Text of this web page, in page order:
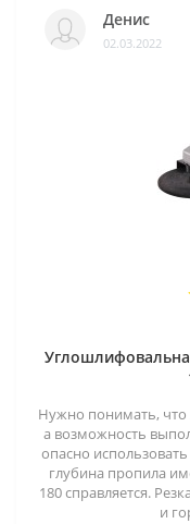
Денис
02.03.2022
Нужно понимать, что
а возможность
опасно
глубина пропила
180 справляется.
и